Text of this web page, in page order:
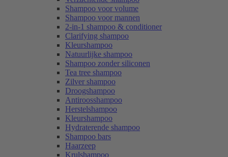
Shampoo voor volume
Shampoo voor mannen
2-in-1 shampoo & conditioner
Clarifying shampoo
Kleurshampoo
Natuurlijke shampoo
Shampoo zonder siliconen
Tea tree shampoo
Zilver shampoo
Droogshampoo
Antiroosshampoo
Herstelshampoo
Kleurshampoo
Hydraterende shampoo
Shampoo bars
Haarzeep
Krulshampoo